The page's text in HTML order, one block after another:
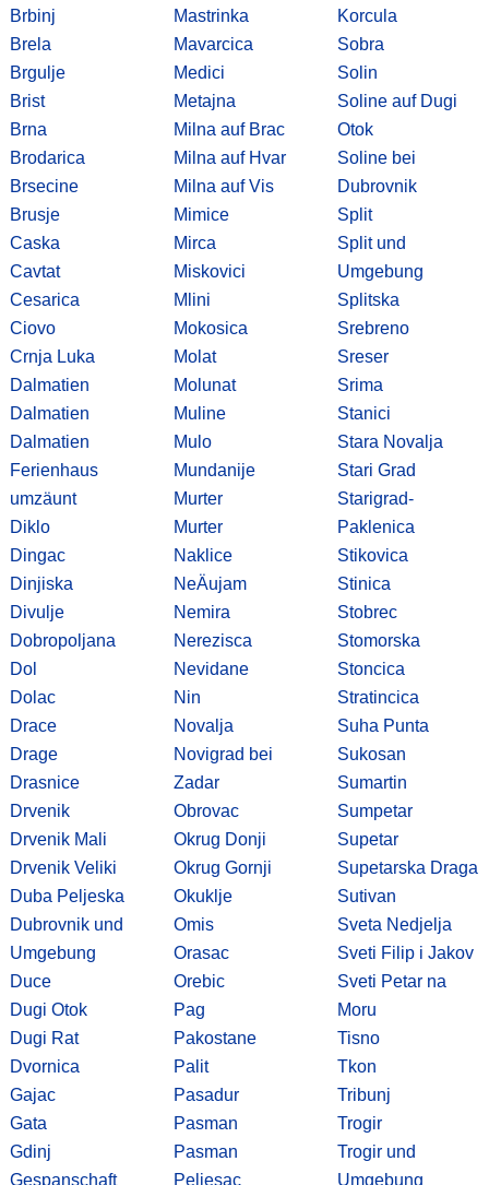
Brbinj
Brela
Brgulje
Brist
Brna
Brodarica
Brsecine
Brusje
Caska
Cavtat
Cesarica
Ciovo
Crnja Luka
Dalmatien
Dalmatien
Dalmatien
Ferienhaus
umzäunt
Diklo
Dingac
Dinjiska
Divulje
Dobropoljana
Dol
Dolac
Drace
Drage
Drasnice
Drvenik
Drvenik Mali
Drvenik Veliki
Duba Peljeska
Dubrovnik und
Umgebung
Duce
Dugi Otok
Dugi Rat
Dvornica
Gajac
Gata
Gdinj
Gespanschaft
Mastrinka
Mavarcica
Medici
Metajna
Milna auf Brac
Milna auf Hvar
Milna auf Vis
Mimice
Mirca
Miskovici
Mlini
Mokosica
Molat
Molunat
Muline
Mulo
Mundanije
Murter
Murter
Naklice
NeÄujam
Nemira
Nerezisca
Nevidane
Nin
Novalja
Novigrad bei
Zadar
Obrovac
Okrug Donji
Okrug Gornji
Okuklje
Omis
Orasac
Orebic
Pag
Pakostane
Palit
Pasadur
Pasman
Pasman
Peljesac
Korcula
Sobra
Solin
Soline auf Dugi
Otok
Soline bei
Dubrovnik
Split
Split und
Umgebung
Splitska
Srebreno
Sreser
Srima
Stanici
Stara Novalja
Stari Grad
Starigrad-
Paklenica
Stikovica
Stinica
Stobrec
Stomorska
Stoncica
Stratincica
Suha Punta
Sukosan
Sumartin
Sumpetar
Supetar
Supetarska Draga
Sutivan
Sveta Nedjelja
Sveti Filip i Jakov
Sveti Petar na
Moru
Tisno
Tkon
Tribunj
Trogir
Trogir und
Umgebung